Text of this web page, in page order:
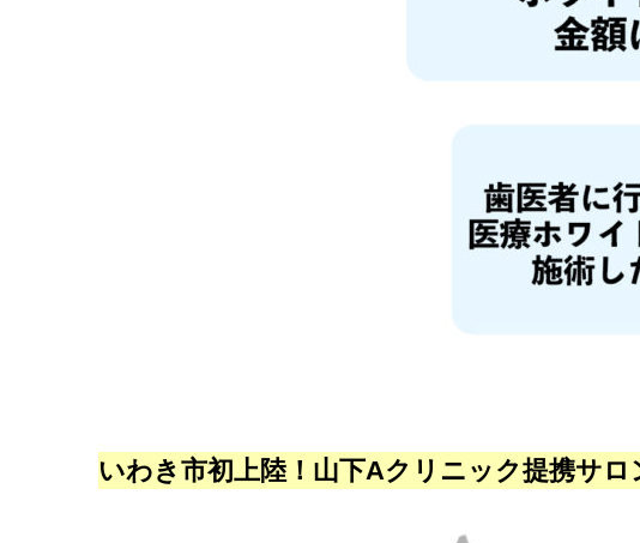
いわき市初上陸！山下Aクリニック提携サロ